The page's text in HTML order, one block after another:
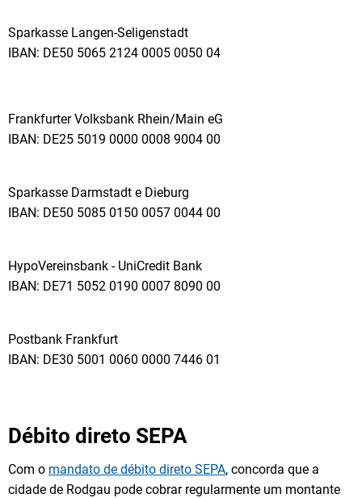
Sparkasse Langen-Seligenstadt
IBAN: DE50 5065 2124 0005 0050 04
Frankfurter Volksbank Rhein/Main eG
IBAN: DE25 5019 0000 0008 9004 00
Sparkasse Darmstadt e Dieburg
IBAN: DE50 5085 0150 0057 0044 00
HypoVereinsbank - UniCredit Bank
IBAN: DE71 5052 0190 0007 8090 00
Postbank Frankfurt
IBAN: DE30 5001 0060 0000 7446 01
Débito direto SEPA
Com o mandato de débito direto SEPA, concorda que a
cidade de Rodgau pode cobrar regularmente um montante